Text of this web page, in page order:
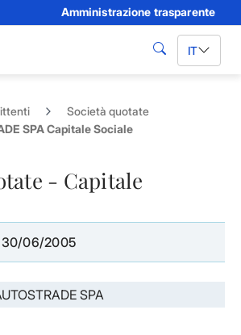
Amministrazione trasparente
cerca IT
Società quotate
SPA Capitale Sociale
- Capitale
30/06/2005
SPA